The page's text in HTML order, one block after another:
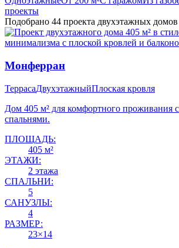
проекты
Подобрано 44 проекта двухэтажных домов
Монферран
ТеррасаДвухэтажныйПлоская кровля
Дом 405 м² для комфортного проживания
спальнями.
ПЛОЩАДЬ:
405 м²
ЭТАЖИ:
2 этажа
СПАЛЬНИ:
5
САНУЗЛЫ:
4
РАЗМЕР:
23×14